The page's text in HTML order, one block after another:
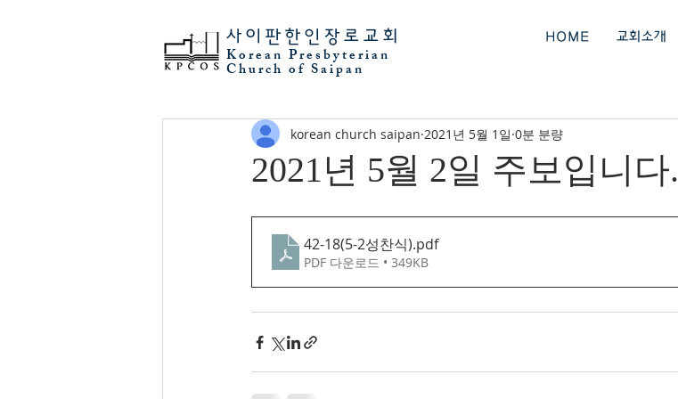
HOME 교회소개
사이판 한인장로교회
Korean Presbyterian
Church of Saipan
2021년 5월 2일 주보입니다.
korean church saipan 2021년 5월 1일 0분 분량
42-18(5-2성찬식).pdf
PDF 다운로드 • 349KB